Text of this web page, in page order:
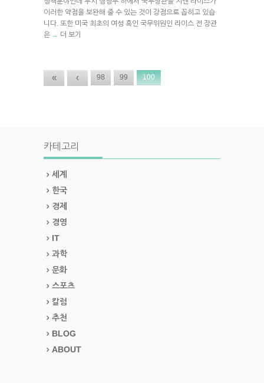
이러한 약점을 보완해 줄 수 있는 것이 강점으로 꼽히고 있습
니다. 또한 미국 최초의 여성 흑인 국무위원인 라이스 전 장관
은 → 더 보기
« ‹ 98 99 100
카테고리
세계
한국
경제
경영
IT
과학
문화
스포츠
칼럼
추천
BLOG
ABOUT